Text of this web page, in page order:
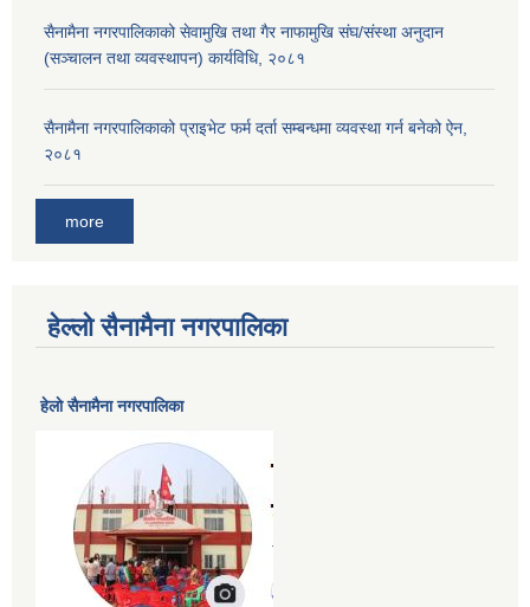
सैनामैना नगरपालिकाको सेवामुखि तथा गैर नाफामुखि संघ/संस्था अनुदान
(सञ्चालन तथा व्यवस्थापन) कार्यविधि, २०८१
सैनामैना नगरपालिकाको प्राइभेट फर्म दर्ता सम्बन्धमा व्यवस्था गर्न बनेको ऐन,
२०८१
more
हेल्लो सैनामैना नगरपालिका
हेलाे सैनामैना नगरपालिका